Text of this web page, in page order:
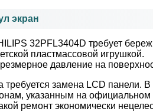
экран
32PFL3404D требует
пластмассовой игрушкой.
давление на
замена LCD панели.
указанным на официальном
ремонт экономически